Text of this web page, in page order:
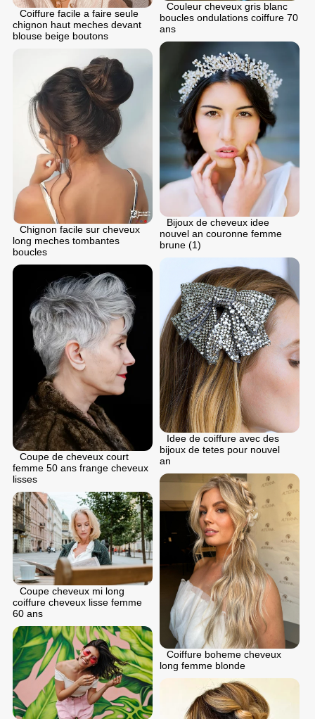
Couleur cheveux gris blanc
boucles ondulations coiffure 70
ans
Coiffure facile a faire seule
chignon haut meches devant
blouse beige boutons
Bijoux de cheveux idee
nouvel an couronne femme
brune (1)
Chignon facile sur cheveux
long meches tombantes
boucles
Idee de coiffure avec des
bijoux de tetes pour nouvel
an
Coupe de cheveux court
femme 50 ans frange cheveux
lisses
Coiffure boheme cheveux
long femme blonde
Coupe cheveux mi long
coiffure cheveux lisse femme
60 ans